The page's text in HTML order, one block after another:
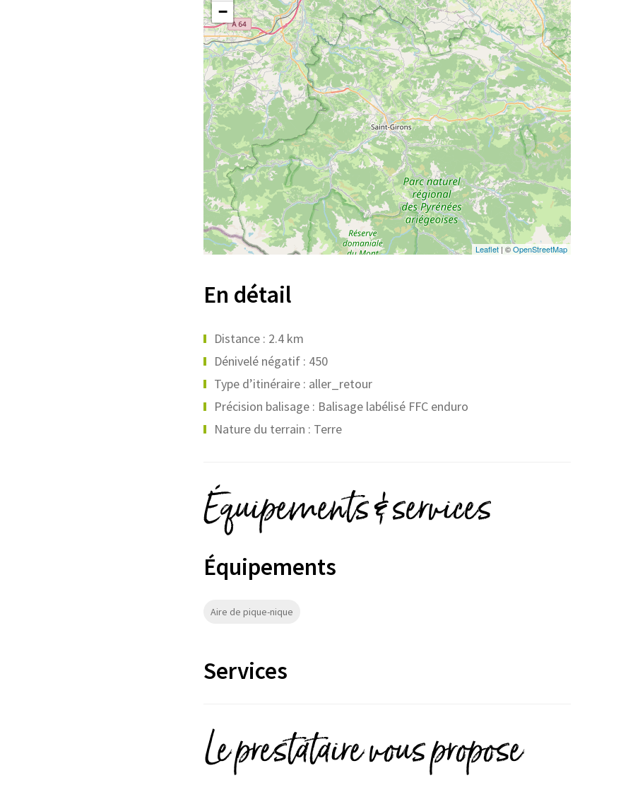
−
Leaflet| ©OpenStreetMap
En détail
Distance : 2.4 km
Dénivelé négatif : 450
Type d’itinéraire : aller_retour
Précision balisage : Balisage labélisé FFC enduro
Nature du terrain : Terre
Équipements & services
Équipements
Aire de pique-nique
Services
Le prestataire vous propose